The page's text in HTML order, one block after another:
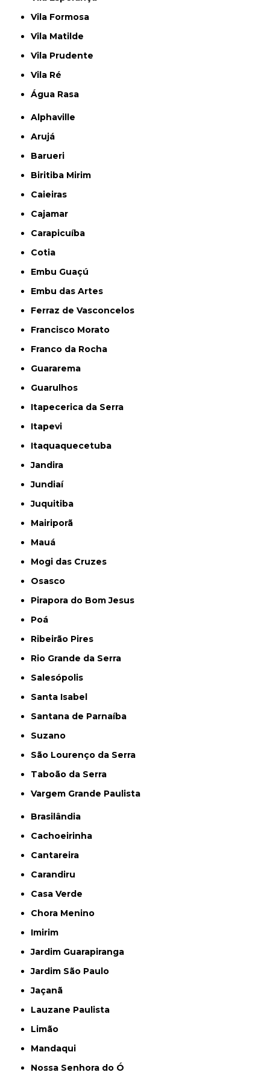
Vila Formosa
Vila Matilde
Vila Prudente
Vila Ré
Água Rasa
Alphaville
Arujá
Barueri
Biritiba Mirim
Caieiras
Cajamar
Carapicuíba
Cotia
Embu Guaçú
Embu das Artes
Ferraz de Vasconcelos
Francisco Morato
Franco da Rocha
Guararema
Guarulhos
Itapecerica da Serra
Itapevi
Itaquaquecetuba
Jandira
Jundiaí
Juquitiba
Mairiporã
Mauá
Mogi das Cruzes
Osasco
Pirapora do Bom Jesus
Poá
Ribeirão Pires
Rio Grande da Serra
Salesópolis
Santa Isabel
Santana de Parnaíba
Suzano
São Lourenço da Serra
Taboão da Serra
Vargem Grande Paulista
Brasilândia
Cachoeirinha
Cantareira
Carandiru
Casa Verde
Chora Menino
Imirim
Jardim Guarapiranga
Jardim São Paulo
Jaçanã
Lauzane Paulista
Limão
Mandaqui
Nossa Senhora do Ó